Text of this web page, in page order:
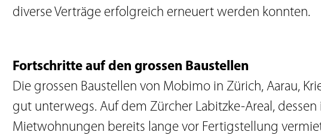
diverse Verträge erfolgreich erneuert werden konnten.
Fortschritte auf den grossen Baustellen
Die grossen Baustellen von Mobimo in Zürich, Aarau,
gut unterwegs. Auf dem Zürcher Labitzke-Areal, dessen
Mietwohnungen bereits lange vor Fertigstellung